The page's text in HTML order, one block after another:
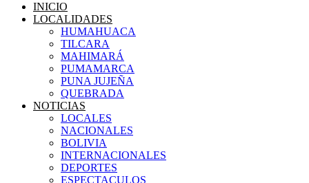
INICIO
LOCALIDADES
HUMAHUACA
TILCARA
MAHIMARÁ
PUMAMARCA
PUNA JUJEÑA
QUEBRADA
NOTICIAS
LOCALES
NACIONALES
BOLIVIA
INTERNACIONALES
DEPORTES
ESPECTACULOS